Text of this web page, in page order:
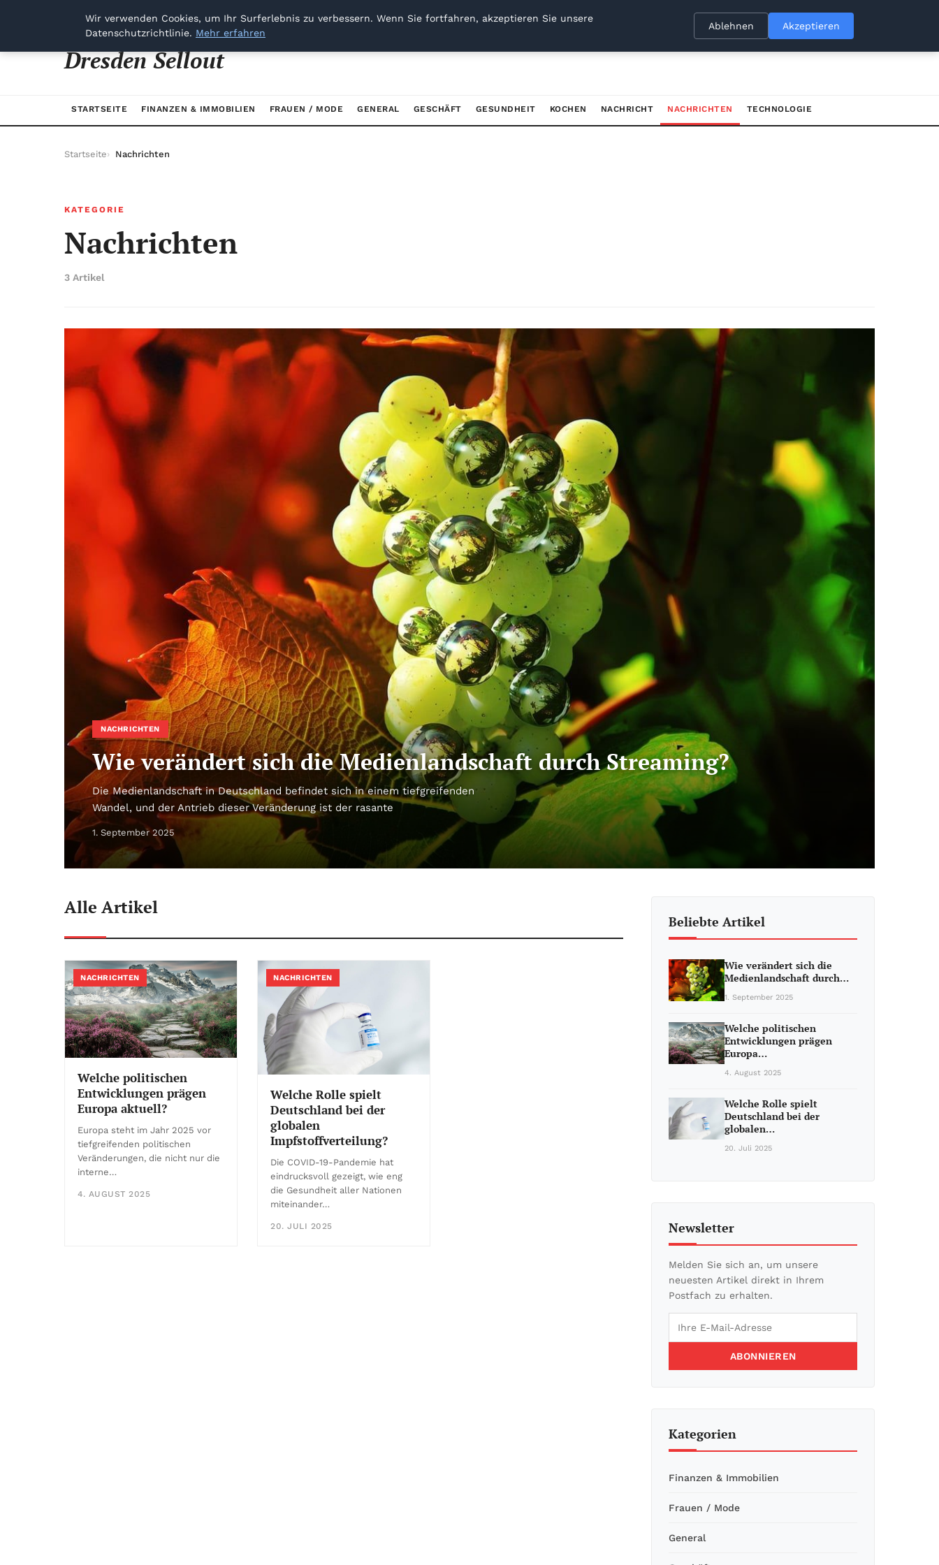
jeudi 6 août 2026
Dresden Sellout
STARTSEITE FINANZEN & IMMOBILIEN FRAUEN / MODE GENERAL GESCHÄFT GESUNDHEIT KOCHEN NACHRICHT NACHRICHTEN TECHNOLOGIE
Startseite Nachrichten
KATEGORIE
Nachrichten
3 Artikel
NACHRICHTEN
Wie verändert sich die Medienlandschaft durch Streaming?
Die Medienlandschaft in Deutschland befindet sich in einem tiefgreifenden
Wandel, und der Antrieb dieser Veränderung ist der rasante
1. September 2025
Alle Artikel
NACHRICHTEN
Welche politischen
Entwicklungen prägen
Europa aktuell?
Europa steht im Jahr 2025 vor
tiefgreifenden politischen
Veränderungen, die nicht nur die
interne…
4. AUGUST 2025
NACHRICHTEN
Welche Rolle spielt
Deutschland bei der
globalen
Impfstoffverteilung?
Die COVID-19-Pandemie hat
eindrucksvoll gezeigt, wie eng
die Gesundheit aller Nationen
miteinander…
20. JULI 2025
Beliebte Artikel
Wie verändert sich die
Medienlandschaft durch…
1. September 2025
Welche politischen
Entwicklungen prägen
Europa…
4. August 2025
Welche Rolle spielt
Deutschland bei der
globalen…
20. Juli 2025
Newsletter
Melden Sie sich an, um unsere
neuesten Artikel direkt in Ihrem
Postfach zu erhalten.
ABONNIEREN
Kategorien
Finanzen & Immobilien
Frauen / Mode
General
Wir verwenden Cookies, um Ihr Surferlebnis zu verbessern. Wenn Sie fortfahren, akzeptieren Sie unsere
Datenschutzrichtlinie. Mehr erfahren
Ablehnen Akzeptieren